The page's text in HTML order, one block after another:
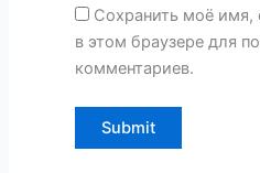
Сохранить моё имя,
в этом браузере для
комментариев.